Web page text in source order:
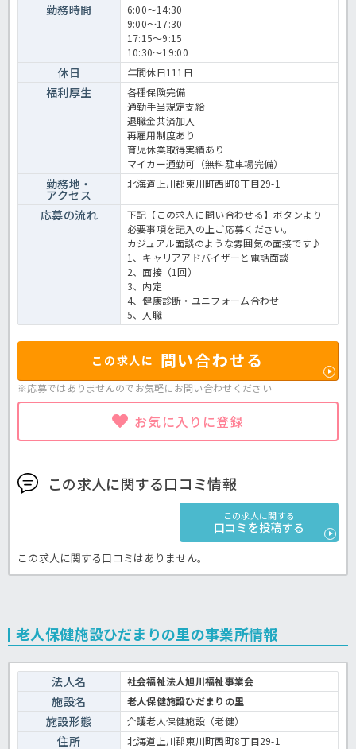
勤務時間
6:00～14:30
9:00～17:30
17:15～9:15
10:30～19:00
休日 年間休日111日
福利厚生
各種保険完備
通勤手当規定支給
退職金共済加入
再雇用制度あり
育児休業取得実績あり
マイカー通勤可（無料駐車場完備）
勤務地・
アクセス
北海道上川郡東川町西町8丁目29-1
応募の流れ
下記【この求人に問い合わせる】ボタンより
必要事項を記入の上ご応募ください。
カジュアル面談のような雰囲気の面接です♪
1、キャリアアドバイザーと電話面談
2、面接（1回）
3、内定
4、健康診断・ユニフォーム合わせ
5、入職
この求人に 問い合わせる
※応募ではありませんのでお気軽にお問い合わせください
お気に入りに登録
この求人に関する口コミ情報
この求人に関する
口コミを投稿する
この求人に関する口コミはありません。
老人保健施設ひだまりの里の事業所情報
法人名 社会福祉法人旭川福祉事業会
施設名 老人保健施設ひだまりの里
施設形態 介護老人保健施設（老健）
住所 北海道上川郡東川町西町8丁目29-1